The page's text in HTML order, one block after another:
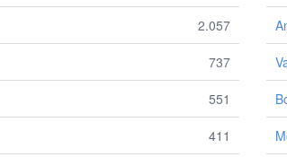
2.057
737
551
411